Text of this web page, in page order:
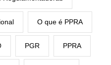
O que é PPRA
PGR PPRA